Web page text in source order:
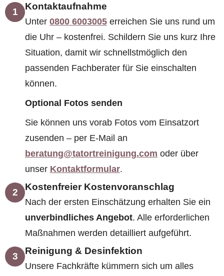
1 Kontaktaufnahme
Unter 0800 6003005 erreichen Sie uns rund um
die Uhr – kostenfrei. Schildern Sie uns kurz Ihre
Situation, damit wir schnellstmöglich den
passenden Fachberater für Sie einschalten
können.
Optional Fotos senden
Sie können uns vorab Fotos vom Einsatzort
zusenden – per E-Mail an
beratung@tatortreinigung.com oder über
unser Kontaktformular.
2 Kostenfreier Kostenvoranschlag
Nach der ersten Einschätzung erhalten Sie ein
unverbindliches Angebot. Alle erforderlichen
Maßnahmen werden detailliert aufgeführt.
3 Reinigung & Desinfektion
Unsere Fachkräfte kümmern sich um alles